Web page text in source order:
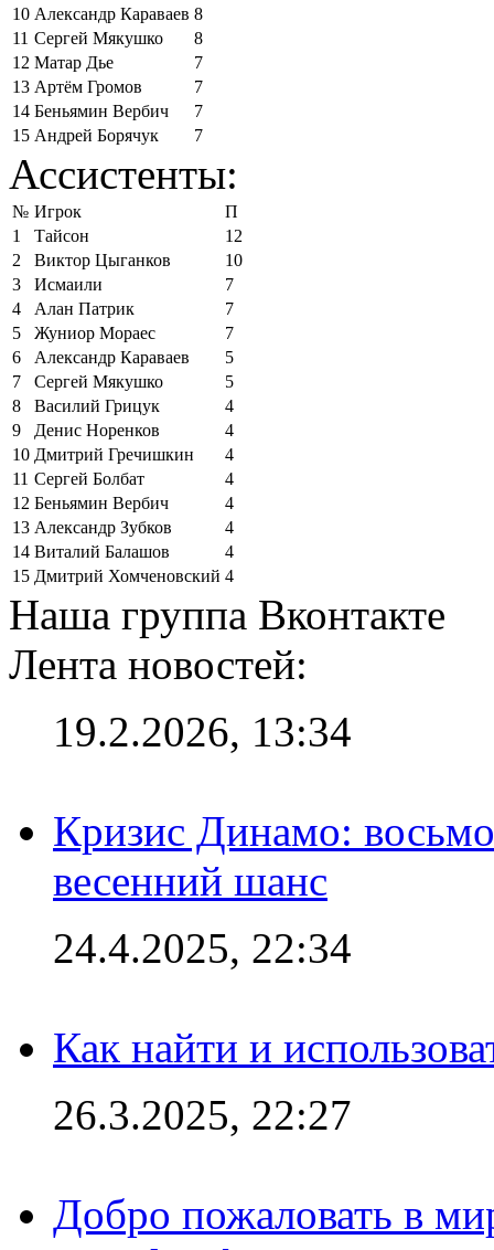
10 Александр Караваев 8
11 Сергей Мякушко
8
12 Матар Дье
7
13 Артём Громов
7
14 Беньямин Вербич
7
15 Андрей Борячук 7
Ассистенты:
№ Игрок
П
1
Тайсон
12
2
Виктор Цыганков
10
3
Исмаили
7
4
Алан Патрик
7
5
Жуниор Мораес
7
6
Александр Караваев
5
7
Сергей Мякушко
5
8
Василий Грицук
4
9
Денис Норенков
4
10 Дмитрий Гречишкин
4
11 Сергей Болбат
4
12 Беньямин Вербич
4
13 Александр Зубков
4
14 Виталий Балашов
4
15 Дмитрий Хомченовский 4
Наша группа Вконтакте
Лента новостей:
19.2.2026, 13:34
Кризис Динамо:
весенний шанс
24.4.2025, 22:34
Как найти и
26.3.2025, 22:27
Добро пожаловать в